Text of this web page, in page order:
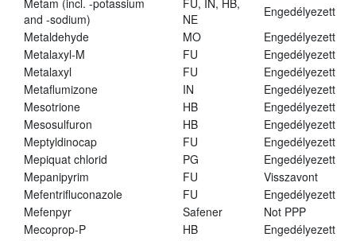
Metam (incl. -potassium
and -sodium)
FU, IN, HB,
NE
Engedélyezett
Metaldehyde
MO
Engedélyezett
Metalaxyl-M
FU
Engedélyezett
Metalaxyl
FU
Engedélyezett
Metaflumizone
IN
Engedélyezett
Mesotrione
HB
Engedélyezett
Mesosulfuron
HB
Engedélyezett
Meptyldinocap
FU
Engedélyezett
Mepiquat chlorid
PG
Engedélyezett
Mepanipyrim
FU
Visszavont
Mefentrifluconazole
FU
Engedélyezett
Mefenpyr
Safener
Not PPP
Mecoprop-P
HB
Engedélyezett